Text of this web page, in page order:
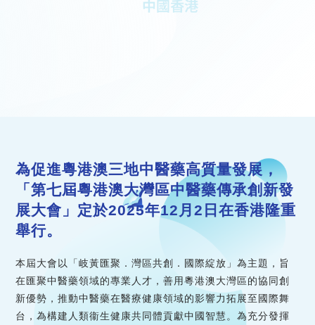
為促進粵港澳三地中醫藥高質量發展，
「第七屆粵港澳大灣區中醫藥傳承創新發
展大會」定於2025年12月2日在香港隆重
舉行。
本屆大會以「岐黃匯聚．灣區共創．國際綻放」為主題，旨
在匯聚中醫藥領域的專業人才，善用粵港澳大灣區的協同創
新優勢，推動中醫藥在醫療健康領域的影響力拓展至國際舞
台，為構建人類衞生健康共同體貢獻中國智慧。為充分發揮